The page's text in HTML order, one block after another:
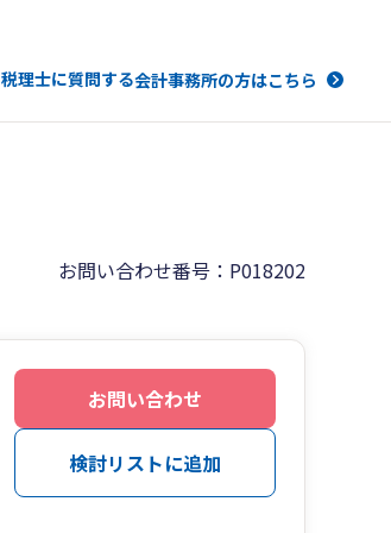
税理士に質問する会計事務所の方はこちら
お問い合わせ番号：P018202
お問い合わせ
検討リストに追加